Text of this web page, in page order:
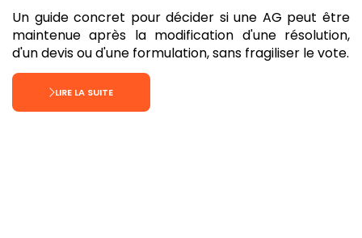
Un guide concret pour décider si une AG peut être
maintenue après la modification d'une résolution,
d'un devis ou d'une formulation, sans fragiliser le vote.
LIRE LA SUITE